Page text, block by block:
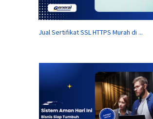
Jual Sertifikat SSL HTTPS Murah di ...